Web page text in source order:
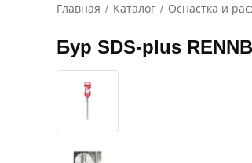
Главная / Каталог / Оснастка и
Бур SDS-plus